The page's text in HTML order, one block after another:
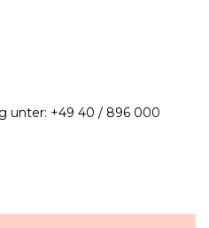
unter: +49 40 / 896 000